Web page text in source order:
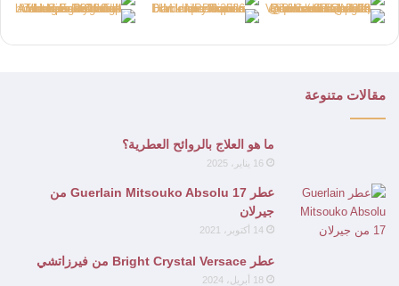
مقالات متنوعة
ما هو العلاج بالروائح العطرية؟
16 يناير، 2025
عطر Guerlain Mitsouko Absolu 17 من
جيرلان
14 أكتوبر، 2021
عطر Bright Crystal Versace من فيرزاتشي
18 أبريل، 2024